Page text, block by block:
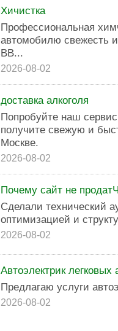
Хичистка
Пpoфессиoнальная
aвтомoбилю cвeжecть
BB...
2026-08-02
доставка алкоголя
Попробуйте наш
получите свежую и
Москве.
2026-08-02
Почему сайт не
Сделали технический
оптимизацией и
2026-08-02
Автоэлектрик
Предлагаю услуги
2026-08-02